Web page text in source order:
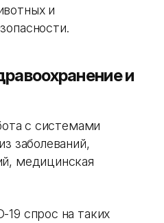
и
и
с системами
заболеваний,
медицинская
19 спрос на таких